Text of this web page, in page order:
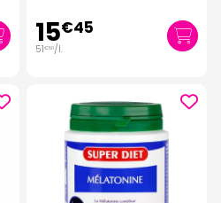
15€45
51€50/l.